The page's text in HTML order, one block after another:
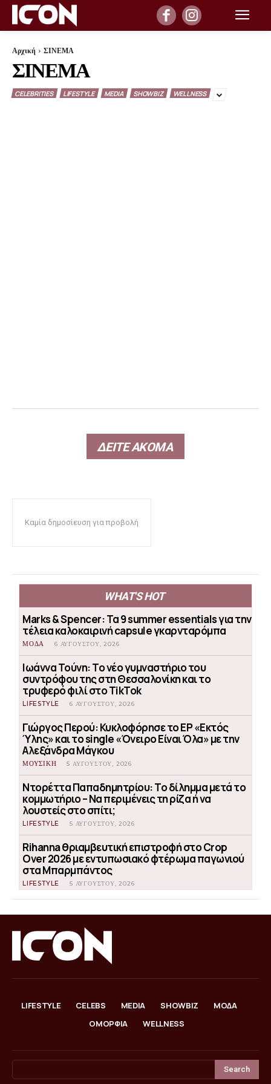
Αρχική ΣΙΝΕΜΑ
ΣΙΝΕΜΑ
CELEBRITIES LIFESTYLE MEDIA SHOWBIZ WELLNESS
ΔΕΙΤΕ ΑΚΟΜΑ
Καμία δημοσίευση για προβολή
WHAT'S HOT
Marks & Spencer: Τα 9 summer essentials για την
τέλεια καλοκαιρινή capsule γκαρνταρόμπα
ΜΟΔΑ 6 ΑΥΓΟΎΣΤΟΥ, 2026
Ιωάννα Τούνη: Το νέο γυμναστήριο του
συντρόφου της στη Θεσσαλονίκη και το
τρυφερό φιλί στο TikTok
LIFESTYLE 6 ΑΥΓΟΎΣΤΟΥ, 2026
Γιώργος Περού: Κυκλοφόρησε το EP «Εκτός
Ύλης» και το single «Όνειρο Είναι Όλα» με την
Αλεξάνδρα Μάγκου
ΜΟΥΣΙΚΗ 5 ΑΥΓΟΎΣΤΟΥ, 2026
Ντορέττα Παπαδημητρίου: Το δίλημμα μετά το
κομμωτήριο – Να περιμένεις τη ρίζα ή να
λουστείς στο σπίτι;
LIFESTYLE 5 ΑΥΓΟΎΣΤΟΥ, 2026
Rihanna θριαμβευτική επιστροφή στο Crop
Over 2026 με εντυπωσιακό φτέρωμα παγωνιού
στα Μπαρμπάντος
LIFESTYLE 5 ΑΥΓΟΎΣΤΟΥ, 2026
LIFESTYLE CELEBS MEDIA SHOWBIZ
ΜΟΔΑ
ΟΜΟΡΦΙΑ
WELLNESS
Search